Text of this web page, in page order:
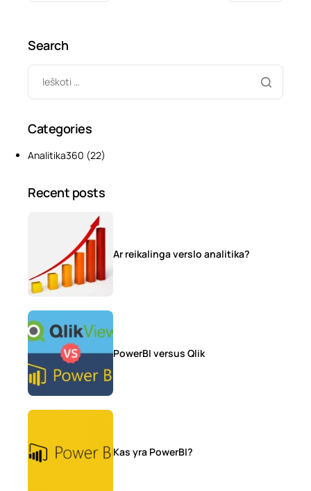
Search
Categories
Analitika360 (22)
Recent posts
Ar reikalinga verslo analitika?
PowerBI versus Qlik
Kas yra PowerBI?